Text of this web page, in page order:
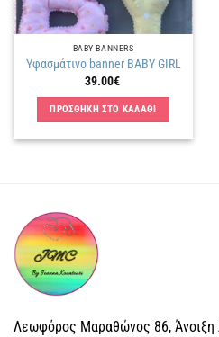
BABY BANNERS
Υφασμάτινο banner BABY GIRL
39.00€
ΠΡΟΣΘΗΚΗ ΣΤΟ ΚΑΛΑΘΙ
Λεωφόρος Μαραθώνος 86, Άνοιξη